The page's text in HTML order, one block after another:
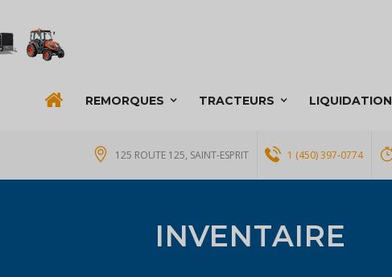
REMORQUES TRACTEURS LIQUIDATION
125 ROUTE 125, SAINT-ESPRIT 1 (450) 397-0774
INVENTAIRE